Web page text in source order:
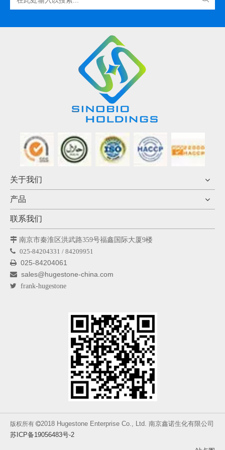
关于我们
产品
联系我们
 南京市秦淮区洪武路359号福鑫国际大厦9楼
 025-84204331 / 84209951
 025-84204061
 sales@hugestone-china.com
 frank-hugestone
版权所有 2018 Hugestone Enterprise Co., Ltd. 南京鑫诺生化有限公司
苏ICP备19056483号-2